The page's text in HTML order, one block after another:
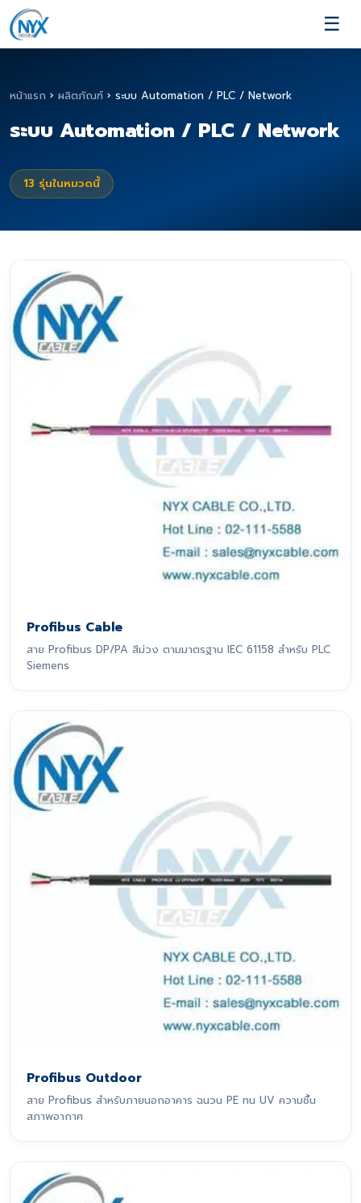
☰
หน้าแรก › ผลิตภัณฑ์ › ระบบ Automation / PLC / Network
ระบบ Automation / PLC / Network
13 รุ่นในหมวดนี้
Profibus Cable
สาย Profibus DP/PA สีม่วง ตามมาตรฐาน IEC 61158 สำหรับ PLC
Siemens
Profibus Outdoor
สาย Profibus สำหรับภายนอกอาคาร ฉนวน PE ทน UV ความชื้น
สภาพอากาศ